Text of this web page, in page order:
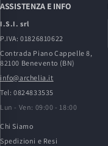
ASSISTENZA E INFO
I.S.I. srl
P.IVA: 01826810622
Contrada Piano Cappelle 8,
82100 Benevento (BN)
info@archelia.it
Tel: 0824833535
Lun - Ven: 09:00 - 18:00
Chi Siamo
Spedizioni e Resi